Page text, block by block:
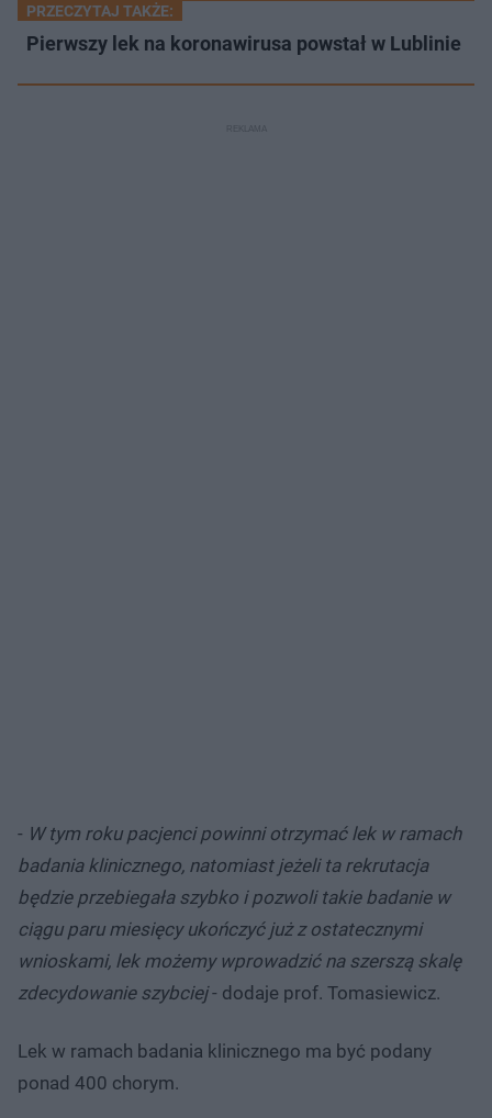
PRZECZYTAJ TAKŻE:
Pierwszy lek na koronawirusa powstał w Lublinie
- W tym roku pacjenci powinni otrzymać lek w ramach
badania klinicznego, natomiast jeżeli ta rekrutacja
będzie przebiegała szybko i pozwoli takie badanie w
ciągu paru miesięcy ukończyć już z ostatecznymi
wnioskami, lek możemy wprowadzić na szerszą skalę
zdecydowanie szybciej- dodaje prof. Tomasiewicz.
Lek w ramach badania klinicznego ma być podany
ponad 400 chorym.